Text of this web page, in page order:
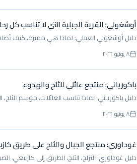
أوشغولي: القرية الجبلية التي لا تناسب كل
دليل أوشغولي العملي: لماذا هي مميزة، كيف
٨ يونيو ٢٠٢٦
باكورياني: منتجع عائلي للثلج والهدوء
دليل باكورياني: لماذا تناسب العائلات، موسم
٨ يونيو ٢٠٢٦
غوداوري: منتجع الجبال والثلج على طريق
دليل غوداوري: التزلج، الثلج، الطريق إلى